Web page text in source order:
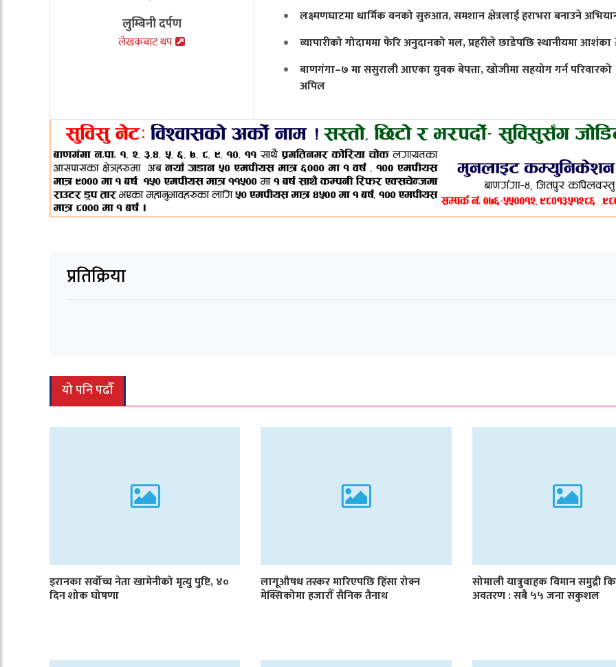
लुम्बिनी दर्पण
लेखकबाट थप
लक्ष्मणघाटमा धार्मिक वनको सुरुआत, समशान क्षेत्रलाई हराभरा बनाउने
व्यापारीको गोदाममा फेरि अनुदानको मल, प्रहरीले छाडेपछि स्थानीयमा आशंका
बाणगंगा–७ मा ससुराली आएका युवक बेपत्ता, खोजीमा सहयोग गर्न परिवारको
अपिल
प्रतिक्रिया
यो पनि पढौँ
इरानका सर्वोच्च नेता खामेनीको मृत्यु पुष्टि, ४०
दिन शोक घोषणा
लागूऔषध तस्कर मारिएपछि हिंसा रोक्न
मेक्सिकोमा हजारौँ सैनिक तैनाथ
सोमाली यात्रुवाहक विमान समुद्री
अवतरण : सबै ५५ जना सकुशल